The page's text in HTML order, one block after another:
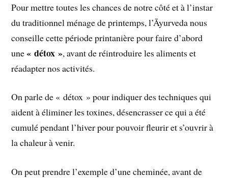
Pour mettre toutes les chances de notre côté et à l’instar
du traditionnel ménage de printemps, l’Āyurveda nous
conseille cette période printanière pour faire d’abord
une« détox », avant de réintroduire les aliments et
réadapter nos activités.
On parle de « détox » pour indiquer des techniques qui
aident à éliminer les toxines, désencrasser ce qui a été
cumulé pendant l’hiver pour pouvoir fleurir et s’ouvrir à
la chaleur à venir.
On peut prendre l’exemple d’une cheminée, avant de